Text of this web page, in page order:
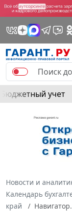
Бюджетный учет
Новости и
Календарь
край